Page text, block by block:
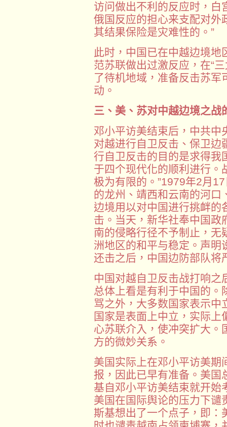
访问做出不利的反应时，白
俄国反应的担心来支配对外
其结果保险是灾难性的。”
此时，中国已在中越边境地
范苏联做出过激反应，在“
了待机地域，准备反击苏军
动。
三、美、苏对中越边境之战
邓小平访美结束后，中共
对越进行自卫反击、保卫边
行自卫反击的目的是求得我
于四个现代化的顺利进行。
极为有限的。”1979年2月
的龙州、靖西和云南的河口
边境用以对中国进行挑衅的
击。当天，新华社奉中国政
南的侵略行径不予制止，无
洲地区的和平与稳定。声明
还击之后，中国边防部队将
中国对越自卫反击战打响之
总体上看是有利于中国的。
骂之外，大多数国家表示中
国家是表面上中立，实际
心苏联介入，使冲突扩大。
方的微妙关系。
美国实际上在邓小平访美期
报，因此已早有准备。美国
基自邓小平访美结束就开始
美国在国际舆论的压力下谴
斯基想出了一个点子，即：